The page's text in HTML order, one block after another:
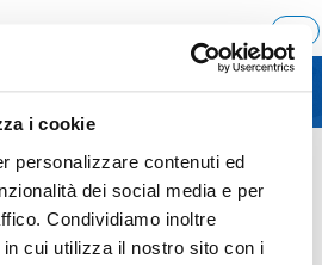
i cookie
personalizzare contenuti ed
dei social media e per
Condividiamo inoltre
cui utilizza il nostro sito con i
Last update: 2025/03/13 15:28